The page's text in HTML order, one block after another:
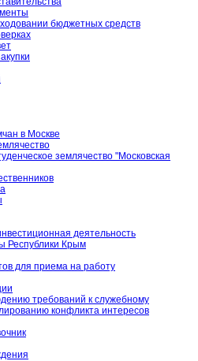
бюджетных средств
в Москве
землячество "Московская
деятельность
Республики Крым
для приема на работу
требований к служебному
конфликта интересов